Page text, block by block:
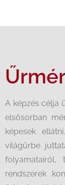
A képzés célja
elsősorban
képesek
világűrbe
folyamatairól,
rendszerek